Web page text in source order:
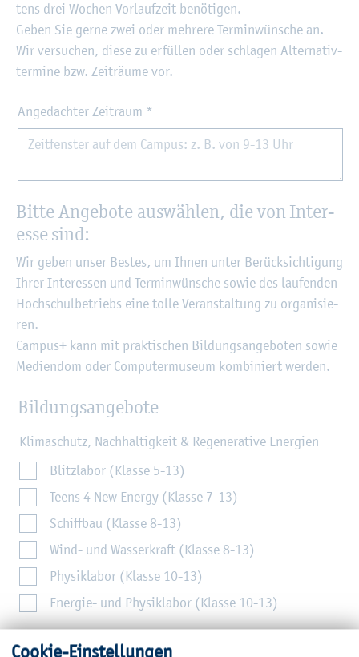
tens drei Wo­chen Vor­lauf­zeit be­nö­ti­gen.
Geben Sie gerne zwei oder meh­re­re Ter­min­wün­sche an.
Wir ver­su­chen, diese zu er­fül­len oder schla­gen Al­ter­na­tiv­
ter­mi­ne bzw. Zeit­räu­me vor.
Angedachter Zeitraum *
Bitte An­ge­bo­te aus­wäh­len, die von In­ter­
es­se sind:
Wir geben unser Bes­tes, um Ihnen unter Be­rück­sich­ti­gung
Ihrer In­ter­es­sen und Ter­min­wün­sche sowie des lau­fen­den
Hoch­schul­be­triebs eine tolle Ver­an­stal­tung zu or­ga­ni­sie­
ren.
Cam­pus+ kann mit prak­ti­schen Bil­dungs­an­ge­bo­ten sowie
Me­di­en­dom oder Com­pu­ter­mu­se­um kom­bi­niert wer­den.
Bil­dungs­an­ge­bo­te
Klimaschutz, Nachhaltigkeit & Regenerative Energien
Blitzlabor (Klasse 5-13)
Teens 4 New Energy (Klasse 7-13)
Schiffbau (Klasse 8-13)
Wind- und Wasserkraft (Klasse 8-13)
Physiklabor (Klasse 10-13)
Energie- und Physiklabor (Klasse 10-13)
Bau deine Zukunft
Coo­kie-Ein­stel­lun­gen